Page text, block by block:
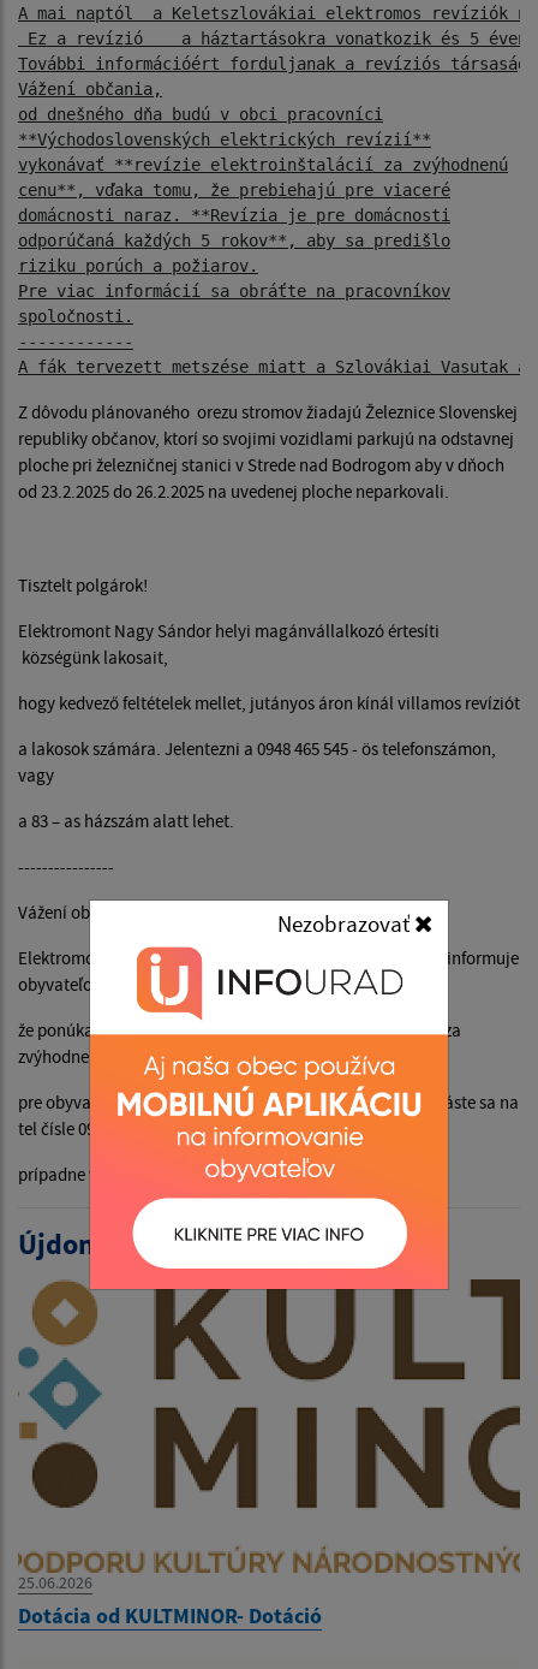
Nezobrazovať
A mai naptól  a Keletszlovákiai elektromos revíziók
Ez a revízió    a háztartásokra vonatkozik és 5
Vážení občania,
od dnešného dňa budú v obci pracovníci
**Východoslovenských elektrických revízií**
vykonávať **revízie elektroinštalácií za zvýhodnenú
cenu**, vďaka tomu, že prebiehajú pre viaceré
domácnosti naraz. **Revízia je pre domácnosti
odporúčaná každých 5 rokov**, aby sa predišlo
riziku porúch a požiarov.
Pre viac informácií sa obráťte na pracovníkov
------------
A fák tervezett metszése miatt a Szlovákiai Vasutak
Z dôvodu plánovaného orezu stromov žiadajú Železnice Slovenskej
republiky občanov, ktorí so svojimi vozidlami parkujú na odstavnej
ploche pri železničnej stanici v Strede nad Bodrogom aby v dňoch
od 23.2.2025 do 26.2.2025 na uvedenej ploche neparkovali.
Tisztelt polgárok!
Elektromont Nagy Sándor helyi magánvállalkozó értesíti
községünk lakosait,
hogy kedvező feltételek mellet, jutányos áron kínál villamos revíziót
a lakosok számára. Jelentezni a 0948 465 545 - ös telefonszámon,
vagy
a 83 – as házszám alatt lehet.
----------------
Vážení občania!
Elektromont Sándor Nagy, miestny súkromný podnikateľ, informuje
obyvateľov našej obce,
že ponúka revíziu elektrického vedenia za priaznivú cenu za
zvýhodnených podmienok
pre obyvateľov obce. V prípade záujmu o túto službu sa hláste sa na
tel čísle 0948 465 545
prípadne v rodinnom dome číslo 83.
Újdonságok:
25.06.2026
Dotácia od KULTMINOR- Dotáció